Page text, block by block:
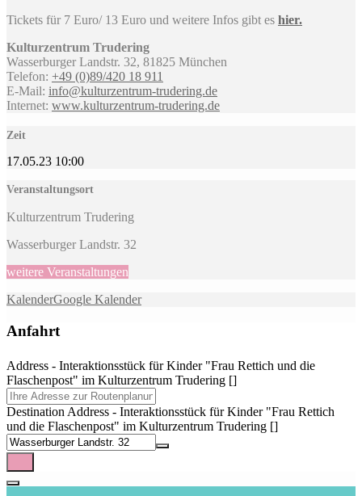
Tickets für 7 Euro/ 13 Euro und weitere Infos gibt es hier.
Kulturzentrum Trudering
Wasserburger Landstr. 32, 81825 München
Telefon: +49 (0)89/420 18 911
E-Mail: info@kulturzentrum-trudering.de
Internet: www.kulturzentrum-trudering.de
Zeit
17.05.23 10:00
Veranstaltungsort
Kulturzentrum Trudering
Wasserburger Landstr. 32
weitere Veranstaltungen
KalenderGoogle Kalender
Anfahrt
Address - Interaktionsstück für Kinder "Frau Rettich und die
Flaschenpost" im Kulturzentrum Trudering []
Destination Address - Interaktionsstück für Kinder "Frau Rettich
und die Flaschenpost" im Kulturzentrum Trudering []